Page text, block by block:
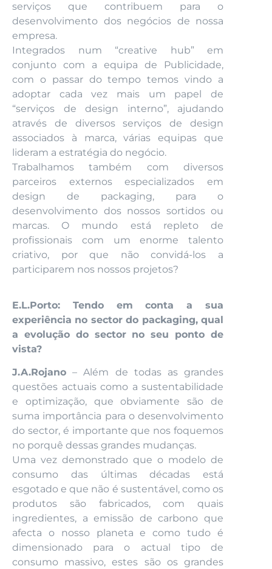
serviços que contribuem para o
desenvolvimento dos negócios de nossa
empresa.
Integrados num “creative hub” em
conjunto com a equipa de Publicidade,
com o passar do tempo temos vindo a
adoptar cada vez mais um papel de
“serviços de design interno”, ajudando
através de diversos serviços de design
associados à marca, várias equipas que
lideram a estratégia do negócio.
Trabalhamos também com diversos
parceiros externos especializados em
design de packaging, para o
desenvolvimento dos nossos sortidos ou
marcas. O mundo está repleto de
profissionais com um enorme talento
criativo, por que não convidá-los a
participarem nos nossos projetos?
E.L.Porto: Tendo em conta a sua
experiência no sector do packaging, qual
a evolução do sector no seu ponto de
vista?
J.A.Rojano – Além de todas as grandes
questões actuais como a sustentabilidade
e optimização, que obviamente são de
suma importância para o desenvolvimento
do sector, é importante que nos foquemos
no porquê dessas grandes mudanças.
Uma vez demonstrado que o modelo de
consumo das últimas décadas está
esgotado e que não é sustentável, como os
produtos são fabricados, com quais
ingredientes, a emissão de carbono que
afecta o nosso planeta e como tudo é
dimensionado para o actual tipo de
consumo massivo, estes são os grandes